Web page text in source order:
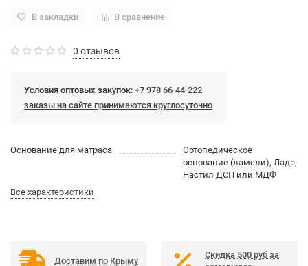
В закладки В сравнение
0 отзывов
Условия оптовых закупок: +7 978 66-44-222
заказы на сайте принимаются круглосуточно
Основание для матраса
Ортопедическое
основание (ламели), Ладе,
Настил ДСП или МДФ
Все характеристики
Доставим по Крыму
Скидка 500 руб за